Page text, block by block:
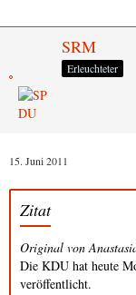
SRM
Erleuchteter
15. Juni 2011
Zitat
Original von
Die KDU hat heute
veröffentlicht.